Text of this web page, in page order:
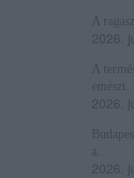
A
2026.
A
emészt...
2026.
a...
2026.